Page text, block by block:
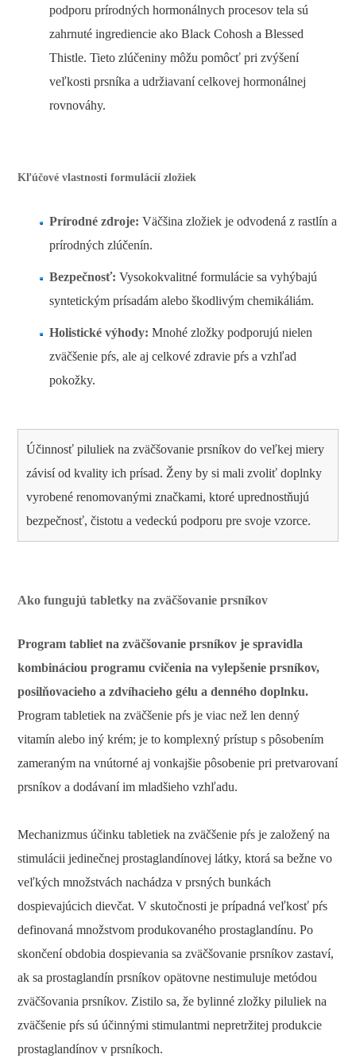
podporu prírodných hormonálnych procesov tela sú
zahrnuté ingrediencie ako Black Cohosh a Blessed
Thistle. Tieto zlúčeniny môžu pomôcť pri zvýšení
veľkosti prsníka a udržiavaní celkovej hormonálnej
rovnováhy.
Kľúčové vlastnosti formulácií zložiek
Prírodné zdroje: Väčšina zložiek je odvodená z rastlín a
prírodných zlúčenín.
Bezpečnosť: Vysokokvalitné formulácie sa vyhýbajú
syntetickým prísadám alebo škodlivým chemikáliám.
Holistické výhody: Mnohé zložky podporujú nielen
zväčšenie pŕs, ale aj celkové zdravie pŕs a vzhľad
pokožky.
Účinnosť piluliek na zväčšovanie prsníkov do veľkej miery
závisí od kvality ich prísad. Ženy by si mali zvoliť doplnky
vyrobené renomovanými značkami, ktoré uprednostňujú
bezpečnosť, čistotu a vedeckú podporu pre svoje vzorce.
Ako fungujú tabletky na zväčšovanie prsníkov
Program tabliet na zväčšovanie prsníkov je spravidla
kombináciou programu cvičenia na vylepšenie prsníkov,
posilňovacieho a zdvíhacieho gélu a denného doplnku.
Program tabletiek na zväčšenie pŕs je viac než len denný
vitamín alebo iný krém; je to komplexný prístup s pôsobením
zameraným na vnútorné aj vonkajšie pôsobenie pri pretvarovaní
prsníkov a dodávaní im mladšieho vzhľadu.
Mechanizmus účinku tabletiek na zväčšenie pŕs je založený na
stimulácii jedinečnej prostaglandínovej látky, ktorá sa bežne vo
veľkých množstvách nachádza v prsných bunkách
dospievajúcich dievčat. V skutočnosti je prípadná veľkosť pŕs
definovaná množstvom produkovaného prostaglandínu. Po
skončení obdobia dospievania sa zväčšovanie prsníkov zastaví,
ak sa prostaglandín prsníkov opätovne nestimuluje metódou
zväčšovania prsníkov. Zistilo sa, že bylinné zložky piluliek na
zväčšenie pŕs sú účinnými stimulantmi nepretržitej produkcie
prostaglandínov v prsníkoch.